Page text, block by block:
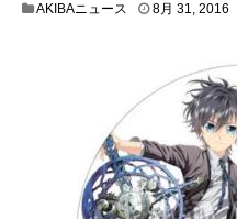
AKIBAニュース 8月 31, 2016
0
,
2
0
1
6